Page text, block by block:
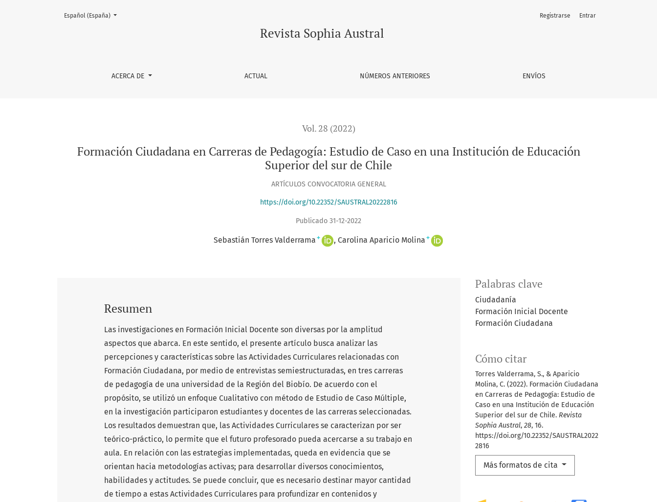
Formación Ciudadana en Carreras de Pedagogía: Estudio de Caso en una Institución de Educación Superior del sur de Chile
Revista Sophia Austral
ACERCA DE ACTUAL NÚMEROS ANTERIORES ENVÍOS
Registrarse Entrar
Cambiar el idioma. El actual es:
Español (España)
Vol. 28 (2022)
Formación Ciudadana en Carreras de Pedagogía: Estudio de Caso en una Institución de Educación
Superior del sur de Chile
ARTÍCULOS CONVOCATORIA GENERAL
https://doi.org/10.22352/SAUSTRAL20222816
Publicado 31-12-2022
Sebastián Torres Valderrama + Carolina Aparicio Molina +
Palabras clave
Ciudadanía
Formación Inicial Docente
Formación Ciudadana
Cómo citar
Torres Valderrama, S., & Aparicio
Molina, C. (2022). Formación Ciudadana
en Carreras de Pedagogía: Estudio de
Caso en una Institución de Educación
Superior del sur de Chile. Revista
Sophia Austral, 28, 16.
https://doi.org/10.22352/SAUSTRAL2022
2816
Más formatos de cita
Resumen
Las investigaciones en Formación Inicial Docente son diversas por la amplitud
aspectos que abarca. En este sentido, el presente artículo busca analizar las
percepciones y características sobre las Actividades Curriculares relacionadas con
Formación Ciudadana, por medio de entrevistas semiestructuradas, en tres carreras
de pedagogía de una universidad de la Región del Biobío. De acuerdo con el
propósito, se utilizó un enfoque Cualitativo con método de Estudio de Caso Múltiple,
en la investigación participaron estudiantes y docentes de las carreras seleccionadas.
Los resultados demuestran que, las Actividades Curriculares se caracterizan por ser
teórico-práctico, lo permite que el futuro profesorado pueda acercarse a su trabajo en
aula. En relación con las estrategias implementadas, queda en evidencia que se
orientan hacia metodologías activas; para desarrollar diversos conocimientos,
habilidades y actitudes. Se puede concluir, que es necesario destinar mayor cantidad
de tiempo a estas Actividades Curriculares para profundizar en contenidos y